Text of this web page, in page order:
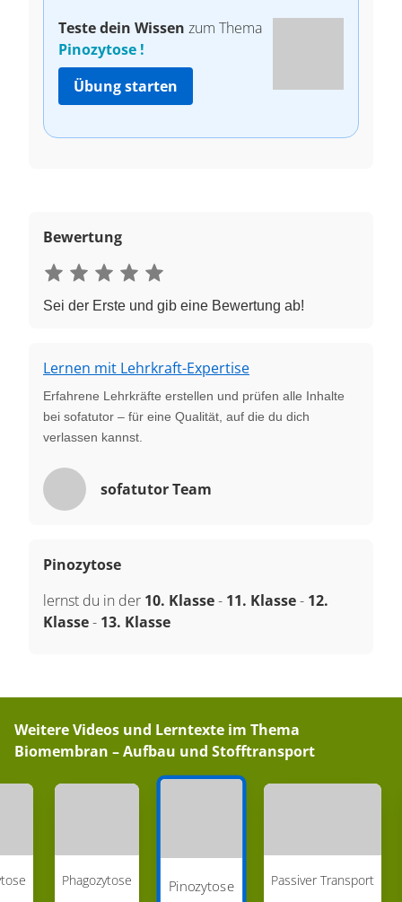
Teste dein Wissen zum Thema
Pinozytose !
Übung starten
Bewertung
Sei der Erste und gib eine Bewertung ab!
Lernen mit Lehrkraft-Expertise
Erfahrene Lehrkräfte erstellen und prüfen alle Inhalte
bei sofatutor – für eine Qualität, auf die du dich
verlassen kannst.
sofatutor Team
Pinozytose
lernst du in der 10. Klasse- 11. Klasse- 12.
Klasse- 13. Klasse
Weitere Videos und Lerntexte im Thema
Biomembran – Aufbau und Stofftransport
Phagozytose Pinozytose Passiver Transport